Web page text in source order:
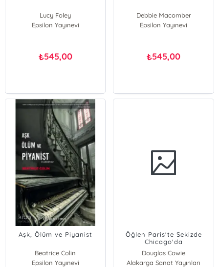
Lucy Foley
Epsilon Yayınevi
₺545,00
Debbie Macomber
Epsilon Yayınevi
₺545,00
Aşk, Ölüm ve Piyanist
Beatrice Colin
Epsilon Yayınevi
Öğlen Paris'te Sekizde
Chicago'da
Douglas Cowie
Alakarga Sanat Yayınları